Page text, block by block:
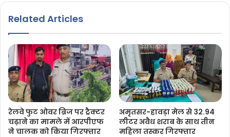
Related Articles
रेलवे फुट ओवर ब्रिज पर ट्रैक्टर
चढ़ाने का मामले में आरपीएफ
ने चालक को किया गिरफ्तार
अमृतसर-हावड़ा मेल से 32.94
लीटर अवैध शराब के साथ तीन
महिला तस्कर गिरफ्तार